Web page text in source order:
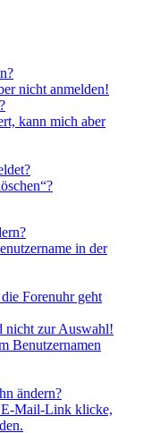
nicht anmelden!
kann mich aber
in der
Forenuhr geht
nicht zur Auswahl!
Benutzernamen
ändern?
E-Mail-Link klicke,